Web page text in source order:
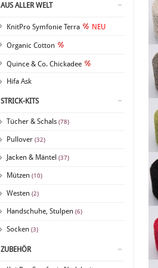
AUS ALLER WELT
KnitPro Symfonie Terra NEU
Organic Cotton
Quince & Co. Chickadee
Hifa Ask
STRICK-KITS
Tücher & Schals (78)
Pullover (32)
Jacken & Mäntel (37)
Mützen (10)
Westen (2)
Handschuhe, Stulpen (6)
Socken (3)
ZUBEHÖR